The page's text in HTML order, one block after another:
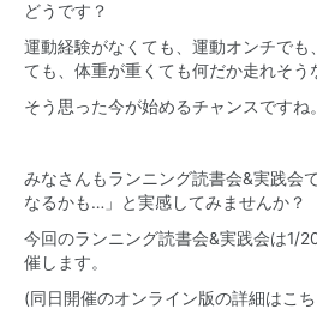
どうです？
運動経験がなくても、運動オンチで
ても、体重が重くても何だか走れそう
そう思った今が始めるチャンスですね。
みなさんもランニング読書会&実践会
なるかも…」と実感してみませんか？
今回のランニング読書会&実践会は1/
催します。
(同日開催のオンライン版の詳細はこ